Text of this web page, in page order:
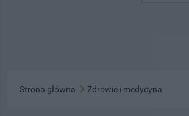
Strona główna Zdrowie i medycyna